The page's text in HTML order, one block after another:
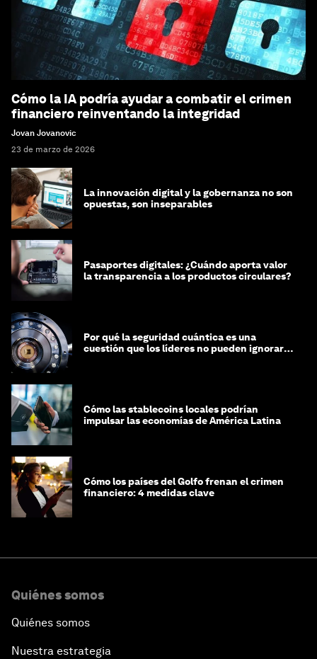
Cómo la IA podría ayudar a combatir el crimen
financiero reinventando la integridad
Jovan Jovanovic
23 de marzo de 2026
La innovación digital y la gobernanza no son
opuestas, son inseparables
Pasaportes digitales: ¿Cuándo aporta valor
la transparencia a los productos circulares?
Por qué la seguridad cuántica es una
cuestión que los líderes no pueden ignorar
Cómo las stablecoins locales podrían
impulsar las economías de América Latina
Cómo los países del Golfo frenan el crimen
financiero: 4 medidas clave
Quiénes somos
Quiénes somos
Nuestra estrategia